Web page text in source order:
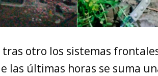
otro los sistemas
las últimas horas se suma